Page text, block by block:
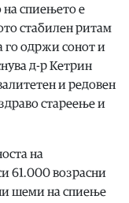
на спиењето е
стабилен ритам
го одржи сонот и
д-р Кетрин
и редовен
стареење и
на
61.000 возрасни
шеми на спиење